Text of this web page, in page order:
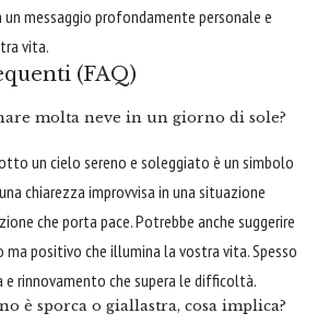
messaggio profondamente personale e
vita.
(FAQ)
molta neve in un giorno di sole?
un cielo sereno e soleggiato è un simbolo
chiarezza improvvisa in una situazione
che porta pace. Potrebbe anche suggerire
positivo che illumina la vostra vita. Spesso
e rinnovamento che supera le difficoltà.
è sporca o giallastra, cosa implica?